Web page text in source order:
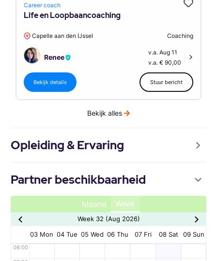
Career coach
Life en Loopbaancoaching
Capelle aan den IJssel Coaching
Renee
v.a. Aug 11
v.a. € 90,00
Bekijk details Stuur bericht
Bekijk alles
Opleiding & Ervaring
Partner beschikbaarheid
Maand Week
Week 32 (Aug 2026)
03 Mon 04 Tue 05 Wed 06 Thu 07 Fri 08 Sat 09 Sun
08:00